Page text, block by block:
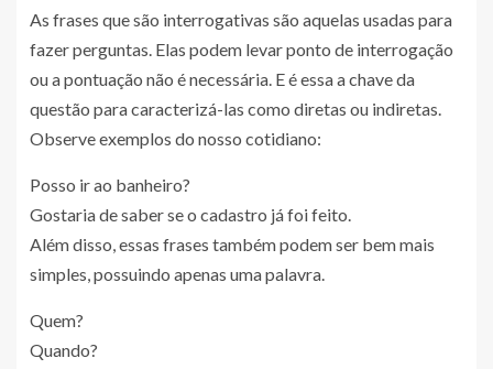
As frases que são interrogativas são aquelas usadas para
fazer perguntas. Elas podem levar ponto de interrogação
ou a pontuação não é necessária. E é essa a chave da
questão para caracterizá-las como diretas ou indiretas.
Observe exemplos do nosso cotidiano:
Posso ir ao banheiro?
Gostaria de saber se o cadastro já foi feito.
Além disso, essas frases também podem ser bem mais
simples, possuindo apenas uma palavra.
Quem?
Quando?